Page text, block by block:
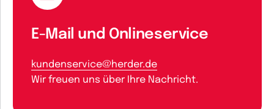
E-Mail und Onlineservice
kundenservice@herder.de
Wir freuen uns über Ihre Nachricht.